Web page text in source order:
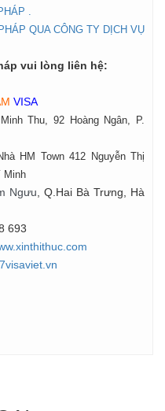
.
QUA CÔNG TY DỊCH VỤ
vui lòng liên hệ:
VISA
Thu, 92 Hoàng Ngân, P.
HM Town 412 Nguyễn Thị
Minh
Ngưu , Q.Hai Bà Trưng, Hà
693